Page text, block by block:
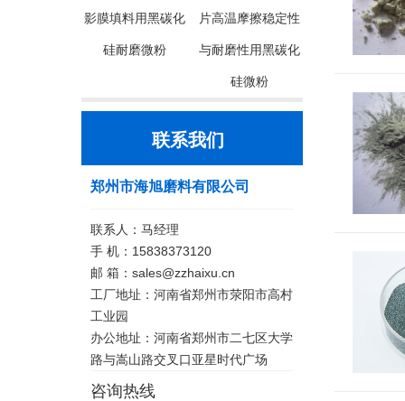
影膜填料用黑碳化
硅耐磨微粉
片高温摩擦稳定性
与耐磨性用黑碳化
硅微粉
联系我们
郑州市海旭磨料有限公司
联系人：马经理
手 机：15838373120
邮 箱：sales@zzhaixu.cn
工厂地址：河南省郑州市荥阳市高村
工业园
办公地址：河南省郑州市二七区大学
路与嵩山路交叉口亚星时代广场
咨询热线